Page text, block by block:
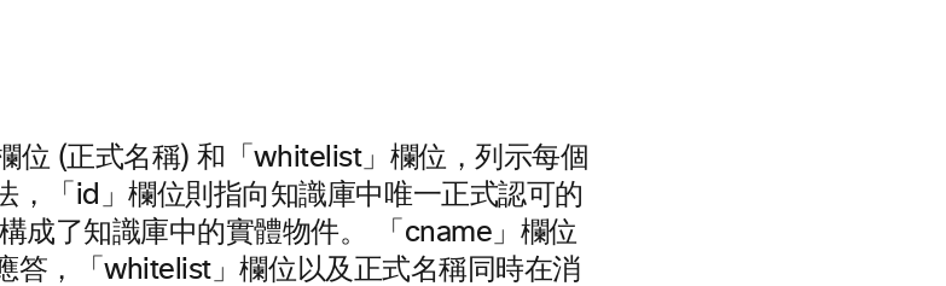
位 (正式名稱) 和「whitelist」欄位，列示每個
，「id」欄位則指向知識庫中唯一正式認可的
成了知識庫中的實體物件。 「cname」欄位
答，「whitelist」欄位以及正式名稱同時在消